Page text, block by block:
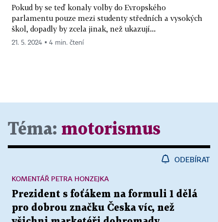
Pokud by se teď konaly volby do Evropského
parlamentu pouze mezi studenty středních a vysokých
škol, dopadly by zcela jinak, než ukazují...
21. 5. 2024 ▪ 4 min. čtení
Téma: motorismus
ODEBÍRAT
Prezident s foťákem na formuli 1 dělá
pro dobrou značku Česka víc, než
KOMENTÁŘ PETRA HONZEJKA